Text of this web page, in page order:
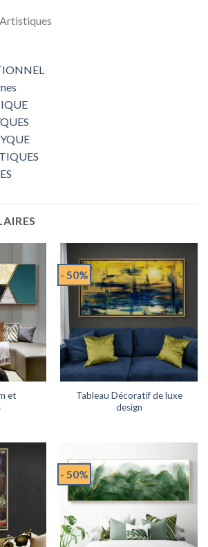
et
- 50%
Tableau Décoratif de luxe
design
- 50%